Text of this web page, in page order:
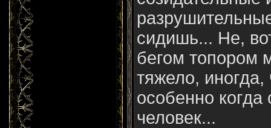
сидишь... Не,
бегом топором
тяжело, иногда,
особенно когда
человек...